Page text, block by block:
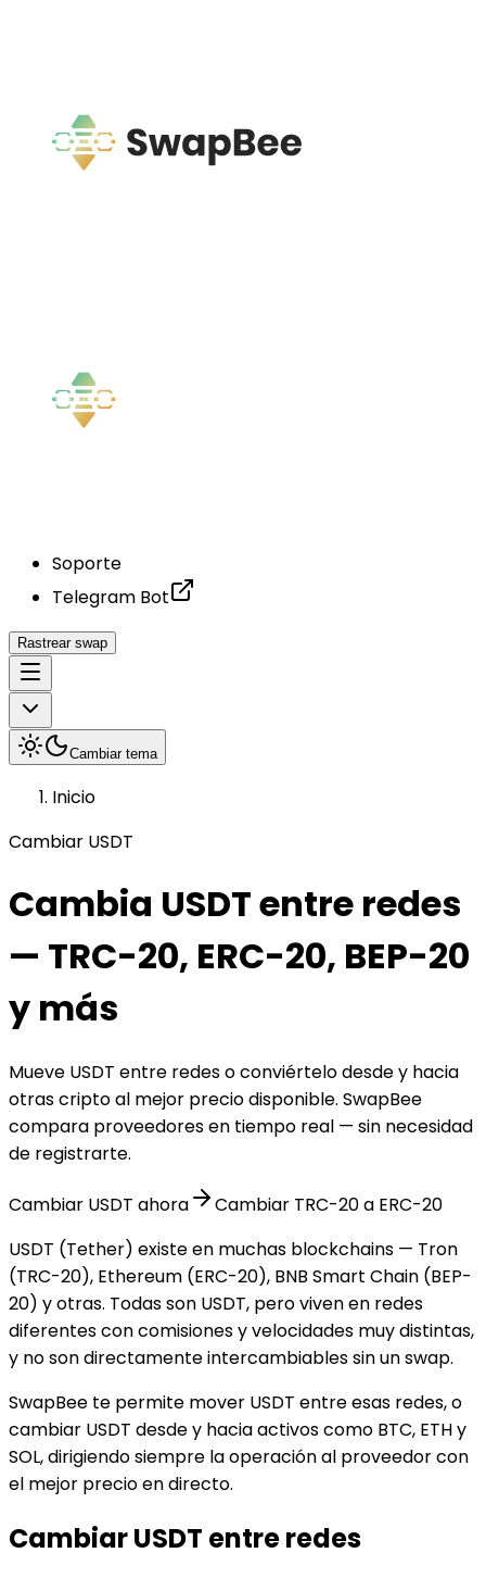
Soporte
Telegram Bot
Rastrear swap
Cambiar tema
Inicio
Cambiar USDT
Cambia USDT entre redes
— TRC-20, ERC-20, BEP-20
y más
Mueve USDT entre redes o conviértelo desde y hacia
otras cripto al mejor precio disponible. SwapBee
compara proveedores en tiempo real — sin necesidad
de registrarte.
Cambiar USDT ahora
Cambiar TRC-20 a ERC-20
USDT (Tether) existe en muchas blockchains — Tron
(TRC-20), Ethereum (ERC-20), BNB Smart Chain (BEP-
20) y otras. Todas son USDT, pero viven en redes
diferentes con comisiones y velocidades muy distintas,
y no son directamente intercambiables sin un swap.
SwapBee te permite mover USDT entre esas redes, o
cambiar USDT desde y hacia activos como BTC, ETH y
SOL, dirigiendo siempre la operación al proveedor con
el mejor precio en directo.
Cambiar USDT entre redes